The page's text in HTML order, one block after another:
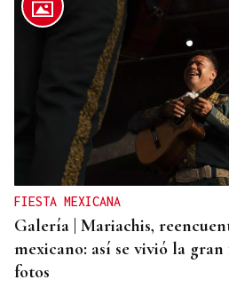
FIESTA MEXICANA
Galería | Mariachis,
mexicano: así se vivió la
fotos